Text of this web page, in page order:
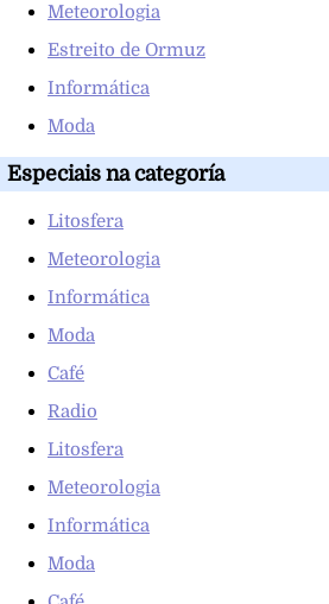
Meteorologia
Estreito de Ormuz
Informática
Moda
Especiais na categoría
Litosfera
Meteorologia
Informática
Moda
Café
Radio
Litosfera
Meteorologia
Informática
Moda